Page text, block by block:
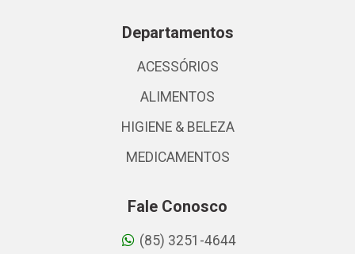
Departamentos
ACESSÓRIOS
ALIMENTOS
HIGIENE & BELEZA
MEDICAMENTOS
Fale Conosco
(85) 3251-4644